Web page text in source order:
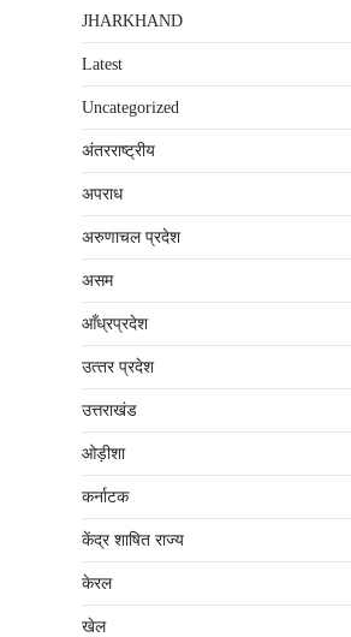
JHARKHAND
Latest
Uncategorized
अंतरराष्‍ट्रीय
अपराध
अरुणाचल प्रदेश
असम
आँध्रप्रदेश
उत्‍तर प्रदेश
उत्तराखंड
ओड़ीशा
कर्नाटक
केंद्र शाषित राज्य
केरल
खेल